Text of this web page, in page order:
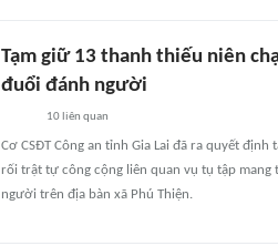
Tạm giữ 13 thanh thiếu niên
đuổi đánh người
10 liên quan
Cơ CSĐT Công an tỉnh Gia Lai đã ra quyết
rối trật tự công cộng liên quan vụ tụ tập mang
người trên địa bàn xã Phú Thiện.